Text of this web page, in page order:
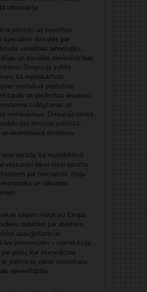
informācija.
pētnieki un veselības
speciālisti diskutēs par
veselības tehnoloģiju,
un sociālās nevienlīdzības
Simpozijs veltīts
kā reproduktīvās
vienlaikus paplašina
un piederības iespējas,
izslēgšanas un
mehānismus. Diskusiju centrā
lēmumu politiskā,
ekonomiskā dimensija.
norāda, ka reproduktīvā
vēsturiski bijusi cieši saistīta
par normalitāti, rūpju
un nākotnes
idejām starpkaru Eiropā
debatēm par abortiem,
apaugļošanu un
intervencēm – reprodukcija
par jomu, kur biomedicīna
politiskās varas īstenošanu
nevienlīdzību.